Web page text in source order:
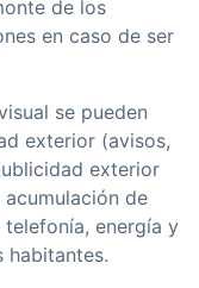
de los
en caso de ser
se pueden
exterior (avisos,
exterior
de
energí­a y
habitantes.